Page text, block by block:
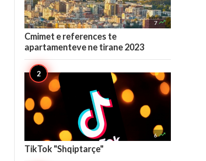
7 
Cmimet e references te
apartamenteve ne tirane 2023
6 
TikTok "Shqiptarçe"